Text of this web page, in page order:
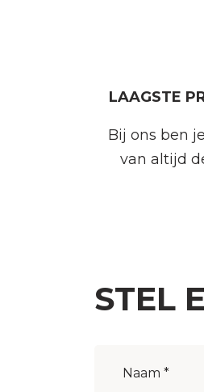
LAAGSTE
Bij ons ben
van altijd
STEL